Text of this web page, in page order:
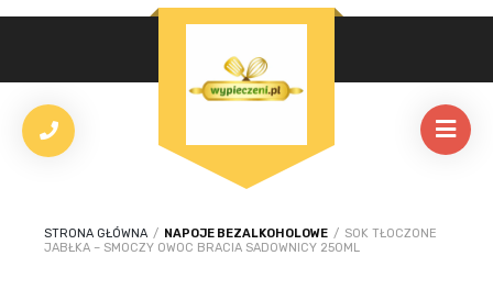
STRONA GŁÓWNA / NAPOJE BEZALKOHOLOWE / SOK TŁOCZONE
JABŁKA – SMOCZY OWOC BRACIA SADOWNICY 250ML